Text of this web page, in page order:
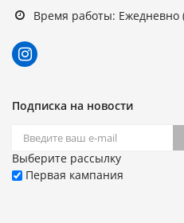
Время работы: Ежедневно
Подписка на новости
Выберите рассылку
Первая кампания